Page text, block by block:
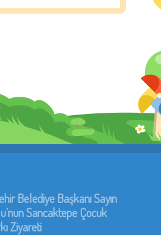
Belediye Başkanı Sayın
Sancaktepe Çocuk
Ziyareti